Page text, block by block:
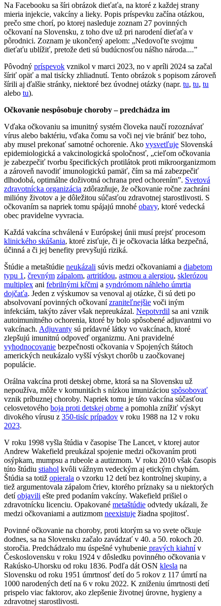
Na Facebooku sa šíri obrázok dieťaťa, na ktoré z každej strany
mieria injekcie, vakcíny a lieky. Popis príspevku začína otázkou,
prečo sme chorí, po ktorej nasleduje zoznam 27 povinných
očkovaní na Slovensku, z toho dve už pri narodení dieťaťa v
pôrodnici. Zoznam je ukončený apelom: „Nedovoľte svojmu
dieťaťu ublížiť, pretože deti sú budúcnosťou nášho národa....”
Pôvodný príspevok vznikol v marci 2023, no v apríli 2024 sa začal
šíriť opäť a mal tisícky zhliadnutí. Tento obrázok s popisom zároveň
šírili aj ďalšie stránky, niektoré bez úvodnej otázky (napr. tu, tu, tu
alebo tu).
Očkovanie nespôsobuje choroby – predchádza im
Vďaka očkovaniu sa imunitný systém človeka naučí rozoznávať
vírus alebo baktériu, vďaka čomu sa voči nej vie brániť bez toho,
aby musel prekonať samotné ochorenie. Ako vysvetľuje Slovenská
epidemiologická a vakcinologická spoločnosť, „cieľom očkovania
je zabezpečiť tvorbu špecifických protilátok proti mikroorganizmom
a zároveň navodiť imunologickú pamäť, čím sa má zabezpečiť
dlhodobá, optimálne doživotná ochrana pred ochorením”. Svetová
zdravotnícka organizácia zdôrazňuje, že očkovanie ročne zachráni
milióny životov a je dôležitou súčasťou zdravotnej starostlivosti. S
očkovaním sa napriek tomu spájajú mnohé obavy, ktoré vedecká
obec pravidelne vyvracia.
Každá vakcína schválená v Európskej únii musí prejsť procesom
klinického skúšania, ktoré zisťuje, či je očkovacia látka bezpečná,
účinná a či jej benefity prevyšujú riziká.
Štúdie a metaštúdie neukázali súvis medzi očkovaniami a diabetom
typu 1 , črevným zápalom, artritídou, astmou a alergiou, sklerózou
multiplex ani febrilnými kŕčmi a syndrómom náhleho úmrtia
dojčaťa. Jeden z výskumov sa venoval aj otázke, či sú deti po
absolvovaní povinných očkovanízraniteľnejšie voči iným
infekciám, takýto záver však nepreukázal. Nepotvrdil sa ani vznik
autoimunitného ochorenia, ktoré by bolo spôsobené adjuvantmi vo
vakcínach. Adjuvanty sú prídavné látky vo vakcínach, ktoré
zlepšujú imunitnú odpoveď organizmu. Ani pravidelné
vyhodnocovanie bezpečnosti očkovania v Spojených štátoch
amerických neukázalo vyšší výskyt chorôb u zaočkovanej
populácie.
Orálna vakcína proti detskej obrne, ktorá sa na Slovensku už
nepoužíva, môže v komunitách s nízkou imunizáciou spôsobovať
vznik príbuznej choroby. Napriek tomu je táto vakcína súčasťou
celosvetového boja proti detskej obrne a pomohla znížiť výskyt
divokého vírusu z 350-tisíc prípadov v roku 1988 na 12 v roku
2023.
V roku 1998 vyšla štúdia v časopise The Lancet, v ktorej autor
Andrew Wakefield preukázal spojenie medzi očkovaním proti
osýpkam, mumpsu a rubeole a autizmom. V roku 2010 však časopis
túto štúdiu stiahol kvôli vážnym vedeckým aj etickým chybám.
Štúdia sa totiž opierala o vzorku 12 detí bez kontrolnej skupiny, a
tiež argumentovala zápalom čriev, ktorého príznaky sa u niektorých
detíobjavili ešte pred podaním vakcíny. Wakefield prišiel o
zdravotnícku licenciu. Opakované metaštúdie odvtedy ukázali, že
medzi očkovaniami a autizmom neexistuje žiadna spojitosť.
Povinné očkovanie na choroby, proti ktorým sa vo svete očkuje
dodnes, sa na Slovensku začalo zavádzať v 40. a 50. rokoch 20.
storočia. Predchádzalo mu úspešné vyhubenie pravých kiahnív
Československu v roku 1924 v dôsledku povinného očkovania v
Rakúsko-Uhorsku od roku 1836. Podľa dát OSN klesla na
Slovensku od roku 1951 úmrtnosť detí do 5 rokov z 117 úmrtí na
1000 narodených detí na 6 v roku 2022. K zniženiu úmrtnosti detí
prispelo viac faktorov, ako zlepšenie životnej úrovne, hygieny a
zdravotnej starostlivosti.